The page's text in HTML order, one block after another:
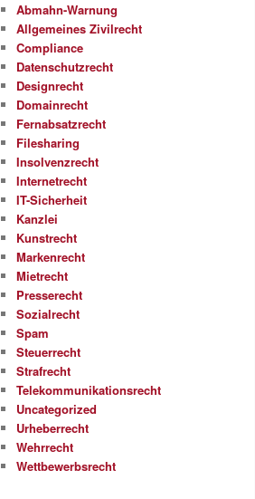
Abmahn-Warnung
Allgemeines Zivilrecht
Compliance
Datenschutzrecht
Designrecht
Domainrecht
Fernabsatzrecht
Filesharing
Insolvenzrecht
Internetrecht
IT-Sicherheit
Kanzlei
Kunstrecht
Markenrecht
Mietrecht
Presserecht
Sozialrecht
Spam
Steuerrecht
Strafrecht
Telekommunikationsrecht
Uncategorized
Urheberrecht
Wehrrecht
Wettbewerbsrecht